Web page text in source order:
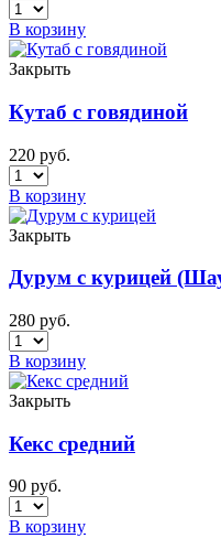
В корзину
Закрыть
Кутаб с говядиной
220 руб.
В корзину
Закрыть
Дурум с курицей
280 руб.
В корзину
Закрыть
Кекс средний
90 руб.
В корзину